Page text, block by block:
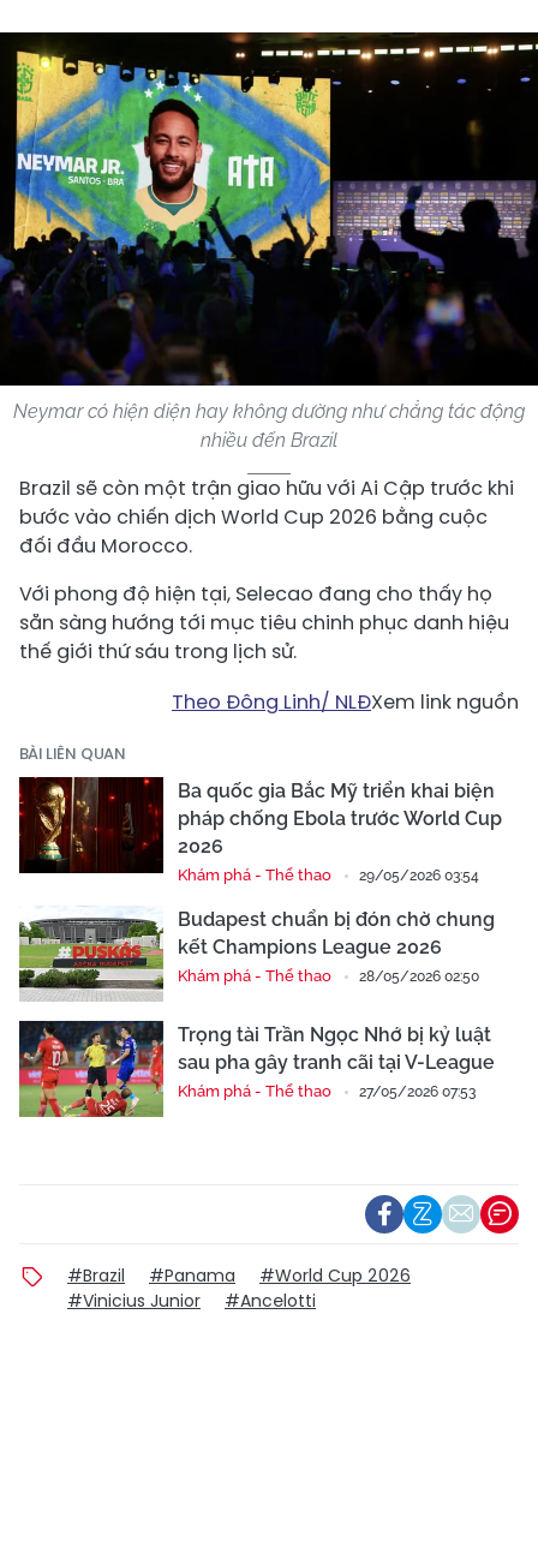
Neymar có hiện diện hay không dường như chẳng tác động
nhiều đến Brazil
Brazil sẽ còn một trận giao hữu với Ai Cập trước khi
bước vào chiến dịch World Cup 2026 bằng cuộc
đối đầu Morocco.
Với phong độ hiện tại, Selecao đang cho thấy họ
sẵn sàng hướng tới mục tiêu chinh phục danh hiệu
thế giới thứ sáu trong lịch sử.
Theo Đông Linh/ NLĐXem link nguồn
BÀI LIÊN QUAN
Ba quốc gia Bắc Mỹ triển khai biện
pháp chống Ebola trước World Cup
2026
Khám phá - Thể thao 29/05/2026 03:54
Budapest chuẩn bị đón chờ chung
kết Champions League 2026
Khám phá - Thể thao 28/05/2026 02:50
Trọng tài Trần Ngọc Nhớ bị kỷ luật
sau pha gây tranh cãi tại V-League
Khám phá - Thể thao 27/05/2026 07:53
#Brazil #Panama
#World Cup 2026
#Vinicius Junior
#Ancelotti